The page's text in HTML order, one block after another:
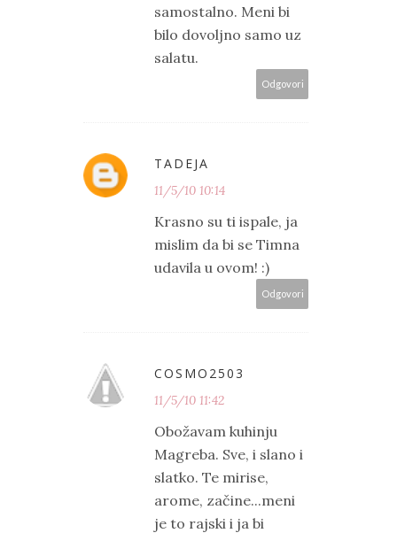
samostalno. Meni bi
bilo dovoljno samo uz
salatu.
Odgovori
TADEJA
11/5/10 10:14
Krasno su ti ispale, ja
mislim da bi se Timna
udavila u ovom! :)
Odgovori
COSMO2503
11/5/10 11:42
Obožavam kuhinju
Magreba. Sve, i slano i
slatko. Te mirise,
arome, začine...meni
je to rajski i ja bi